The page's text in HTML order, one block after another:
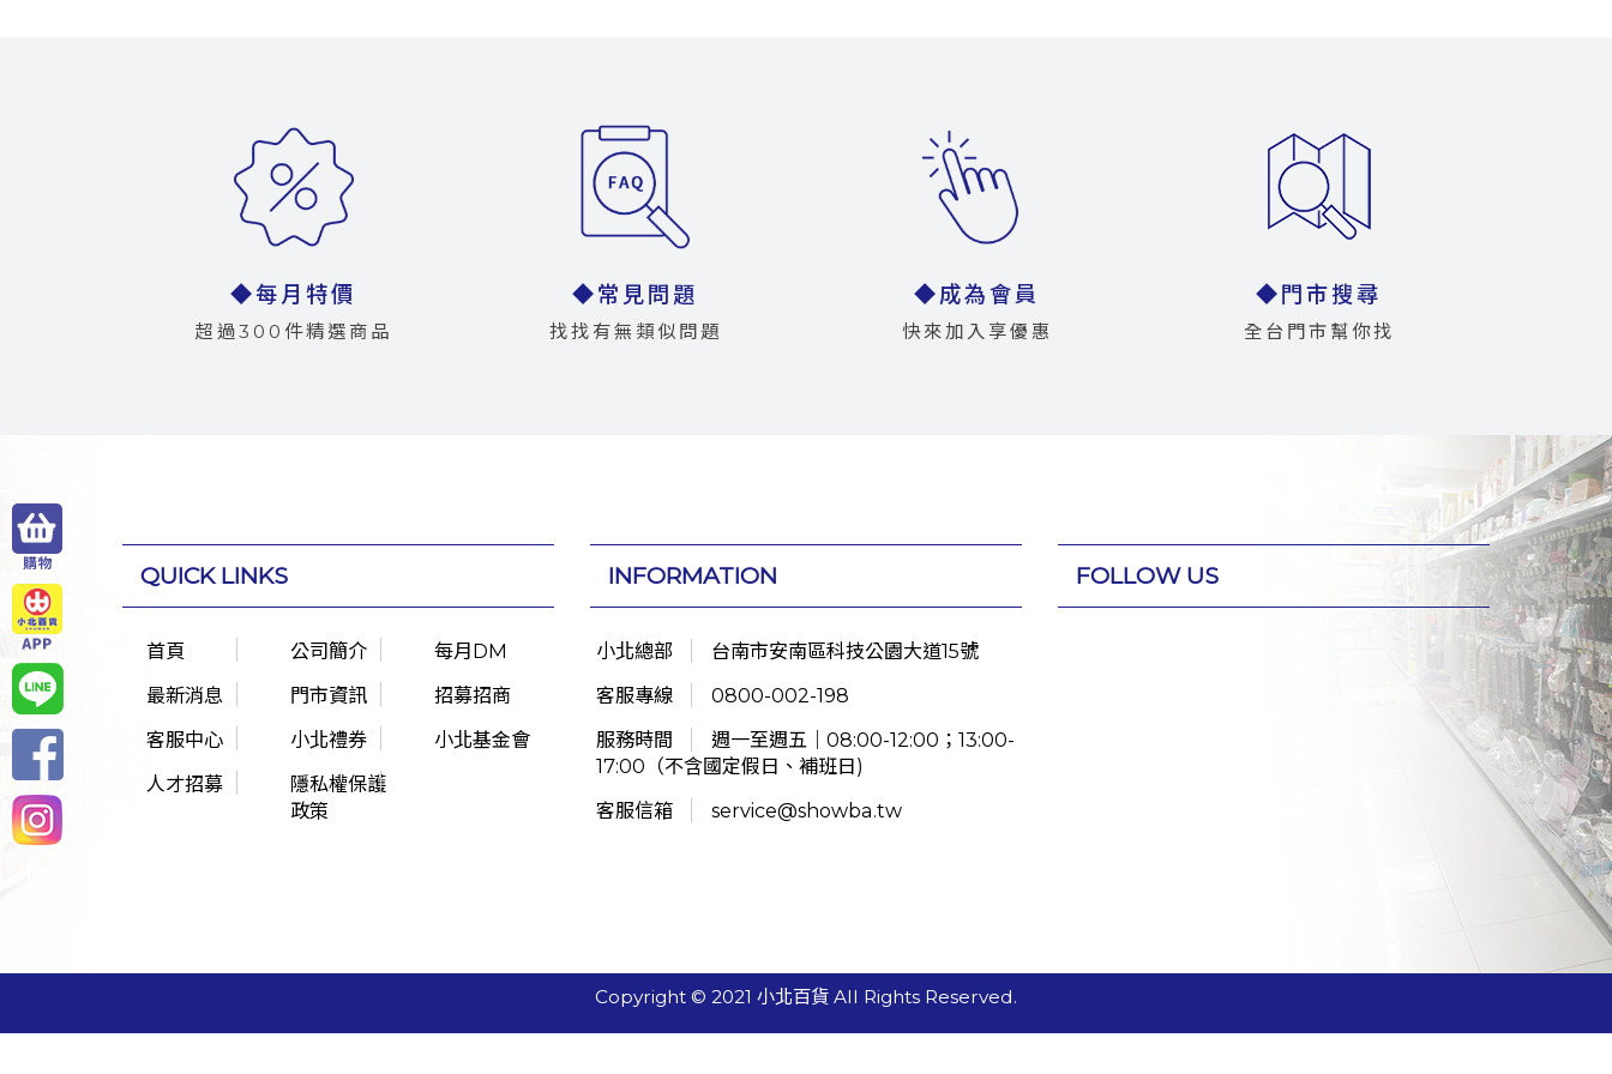
◆每月特價
超過300件精選商品
◆常見問題
找找有無類似問題
◆成為會員
快來加入享優惠
◆門市搜尋
全台門市幫你找
QUICK LINKS
首頁 公司簡介
每月DM
最新消息
門市資訊
招募招商
客服中心
小北禮券
小北基金會
人才招募
隱私權保護
政策
INFORMATION
小北總部
台南市安南區科技公園大道15號
客服專線
0800-002-198
服務時間
週一至週五｜08:00-12:00；13:00-
17:00（不含國定假日、補班日)
客服信箱
service@showba.tw
FOLLOW US
Copyright © 2021 小北百貨 All Rights Reserved.